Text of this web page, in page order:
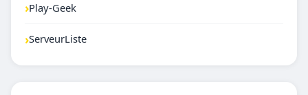
›Play-Geek
›ServeurListe